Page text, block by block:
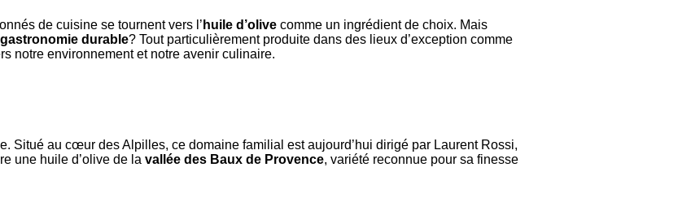
de cuisine se tournent vers l’ huile d’olive comme un ingrédient de choix. Mais
gastronomie durable? Tout particulièrement produite dans des lieux d’exception comme
notre environnement et notre avenir culinaire.
Situé au cœur des Alpilles, ce domaine familial est aujourd’hui dirigé par Laurent Rossi,
une huile d’olive de la vallée des Baux de Provence, variété reconnue pour sa finesse